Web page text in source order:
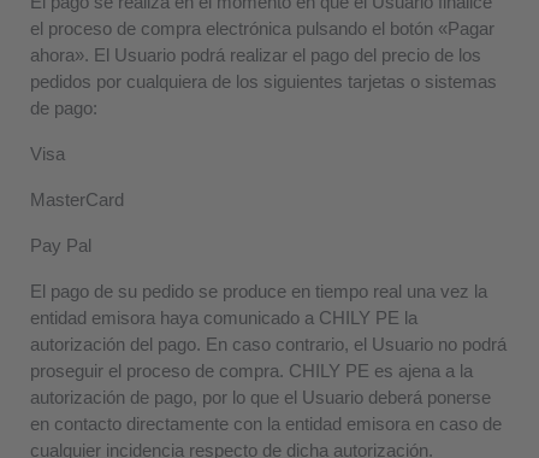
el proceso de compra electrónica pulsando el botón «Pagar
ahora». El Usuario podrá realizar el pago del precio de los
pedidos por cualquiera de los siguientes tarjetas o sistemas
de pago:
Visa
MasterCard
Pay Pal
El pago de su pedido se produce en tiempo real una vez la
entidad emisora haya comunicado a CHILY PE la
autorización del pago. En caso contrario, el Usuario no podrá
proseguir el proceso de compra. CHILY PE es ajena a la
autorización de pago, por lo que el Usuario deberá ponerse
en contacto directamente con la entidad emisora en caso de
cualquier incidencia respecto de dicha autorización.